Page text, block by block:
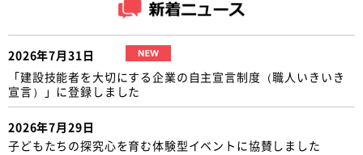
2026年7月31日
「建設技能者を大切にする企業の自主宣言制度（職人いきいき
宣言）」に登録しました
2026年7月29日
子どもたちの探究心を育む体験型イベントに協賛しました